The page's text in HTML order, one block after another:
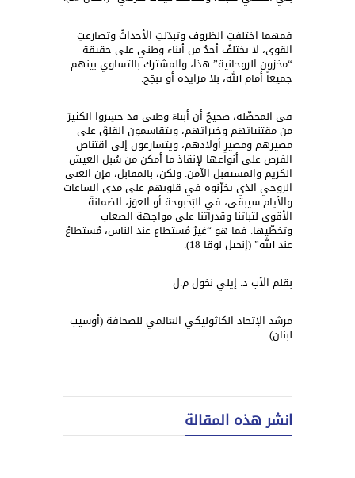
فمهما اختلفتِ الظروف وتبدّلتِ الأحداثُ وتصارعَتِ
القوى، لا يختلفُ أحدٌ من أبناء وطني على حقيقة
“مخزون الروحانية” هذا، والمشترك بالتساوي بينهم
جميعاً أمام الله، بلا مزايدة أو تبجّح.
في المحصِّلة، صحيحٌ أن أبناءَ وطني قد خسِروا الكثيرَ
من مقتنياتهم وخيراتهم، ويتقاسمون القلقَ على
مصيرهم ومصيرِ أولادهم، ويتسارعون إلى اقتناص
الفرص على أنواعها لإنقاذ ما أمكن من سُبل العيش
الكريم والمستقبل الآمن. ولكن، بالمقابل، فإن الغنى
الروحي الذي يخزّنوه في قلوبهم على مدى الساعات
والأيام سيبقى، في البَحبوحة أو العوَز، الضمانةَ
الأقوى لثباتنا وقدراتنا على مواجهة الصعاب
وتخطّيها. فما هو “غيرُ مُستطاع عند الناس، مُستطاعٌ
عند الله” (إنجيل لوقا 18).
بقلم الأب د. إيلي نخول م.ل
مرشد الإتحاد الكاثوليكي العالمي للصحافة (أوسيب
لبنان)
انشر هذه المقالة